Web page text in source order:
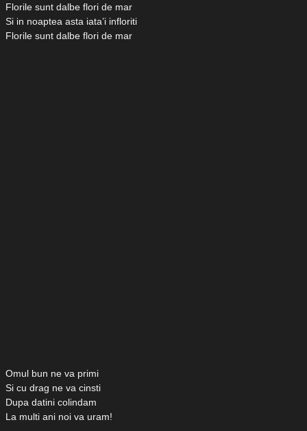
Florile sunt dalbe flori de mar
Si in noaptea asta iata’i infloriti
Florile sunt dalbe flori de mar
Omul bun ne va primi
Si cu drag ne va cinsti
Dupa datini colindam
La multi ani noi va uram!